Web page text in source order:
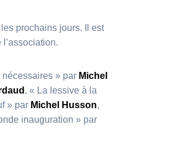
prochains jours. Il est
nécessaires » par Michel
, « La lessive à la
» par Michel Husson,
inauguration » par